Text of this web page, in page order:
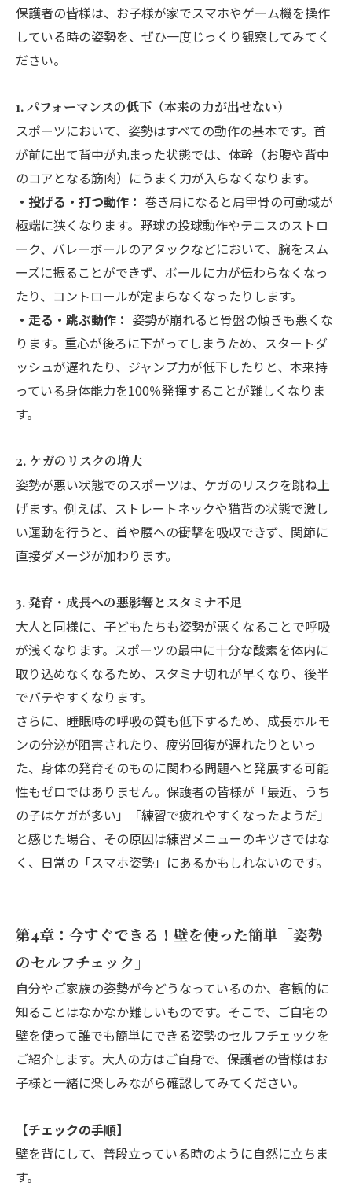
保護者の皆様は、お子様が家でスマホやゲーム機を操作
している時の姿勢を、ぜひ一度じっくり観察してみてく
ださい。
1. パフォーマンスの低下（本来の力が出せない）
スポーツにおいて、姿勢はすべての動作の基本です。首
が前に出て背中が丸まった状態では、体幹（お腹や背中
のコアとなる筋肉）にうまく力が入らなくなります。
・投げる・打つ動作： 巻き肩になると肩甲骨の可動域が
極端に狭くなります。野球の投球動作やテニスのストロ
ーク、バレーボールのアタックなどにおいて、腕をスム
ーズに振ることができず、ボールに力が伝わらなくなっ
たり、コントロールが定まらなくなったりします。
・走る・跳ぶ動作： 姿勢が崩れると骨盤の傾きも悪くな
ります。重心が後ろに下がってしまうため、スタートダ
ッシュが遅れたり、ジャンプ力が低下したりと、本来持
っている身体能力を100％発揮することが難しくなりま
す。
2. ケガのリスクの増大
姿勢が悪い状態でのスポーツは、ケガのリスクを跳ね上
げます。例えば、ストレートネックや猫背の状態で激し
い運動を行うと、首や腰への衝撃を吸収できず、関節に
直接ダメージが加わります。
3. 発育・成長への悪影響とスタミナ不足
大人と同様に、子どもたちも姿勢が悪くなることで呼吸
が浅くなります。スポーツの最中に十分な酸素を体内に
取り込めなくなるため、スタミナ切れが早くなり、後半
でバテやすくなります。
さらに、睡眠時の呼吸の質も低下するため、成長ホルモ
ンの分泌が阻害されたり、疲労回復が遅れたりといっ
た、身体の発育そのものに関わる問題へと発展する可能
性もゼロではありません。保護者の皆様が「最近、うち
の子はケガが多い」「練習で疲れやすくなったようだ」
と感じた場合、その原因は練習メニューのキツさではな
く、日常の「スマホ姿勢」にあるかもしれないのです。
第4章：今すぐできる！壁を使った簡単「姿勢
のセルフチェック」
自分やご家族の姿勢が今どうなっているのか、客観的に
知ることはなかなか難しいものです。そこで、ご自宅の
壁を使って誰でも簡単にできる姿勢のセルフチェックを
ご紹介します。大人の方はご自身で、保護者の皆様はお
子様と一緒に楽しみながら確認してみてください。
【チェックの手順】
壁を背にして、普段立っている時のように自然に立ちま
す。